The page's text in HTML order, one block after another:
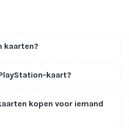
kaarten?
kaart?
kopen voor iemand